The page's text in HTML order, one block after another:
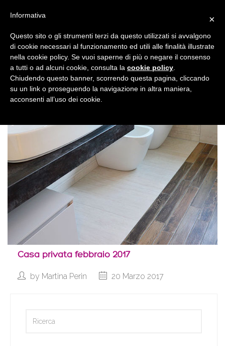
Casa privata febbraio 2017
by Martina Perin 20 Marzo 2017
×
Informativa
Questo sito o gli strumenti terzi da questo utilizzati si avvalgono
di cookie necessari al funzionamento ed utili alle finalità illustrate
nella cookie policy. Se vuoi saperne di più o negare il consenso
a tutti o ad alcuni cookie, consulta la cookie policy
Chiudendo questo banner, scorrendo questa pagina, cliccando
su un link o proseguendo la navigazione in altra maniera,
acconsenti all’uso dei cookie.